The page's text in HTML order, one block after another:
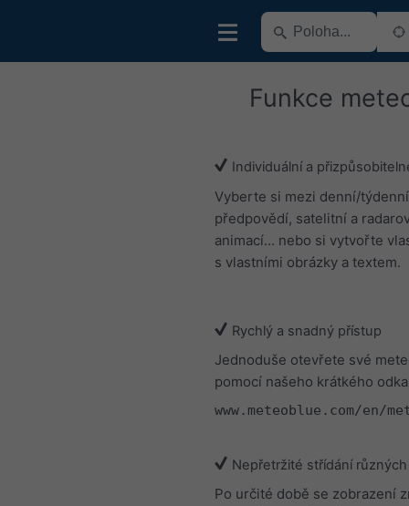
Funkce
Individuální a
Vyberte si mezi denní/týdenní
předpovědí, satelitní a
animací... nebo si vytvořte
s vlastními obrázky a textem.
Rychlý a snadný přístup
Jednoduše otevřete své
pomocí našeho krátkého
www.meteoblue.com/en/
Nepřetržité střídání
Po určité době se zobrazení